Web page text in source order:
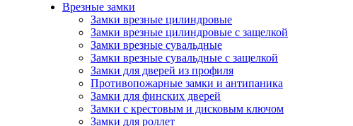
Врезные замки
Замки врезные цилиндровые
Замки врезные цилиндровые с защелкой
Замки врезные сувальдные
Замки врезные сувальдные с защелкой
Замки для дверей из профиля
Противопожарные замки и антипаника
Замки для финских дверей
Замки с крестовым и дисковым ключом
Замки для роллет